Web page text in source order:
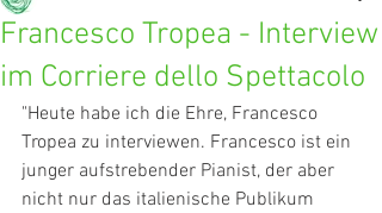
Francesco Tropea - Interview
im Corriere dello Spettacolo
"Heute habe ich die Ehre, Francesco
Tropea zu interviewen. Francesco ist ein
junger aufstrebender Pianist, der aber
nicht nur das italienische Publikum